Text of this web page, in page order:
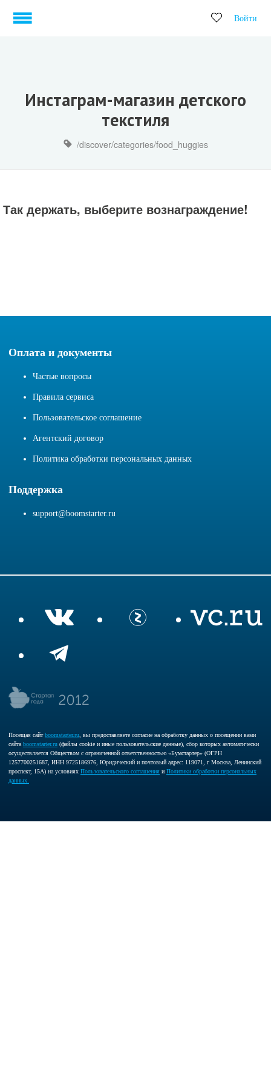
Войти
Инстаграм-магазин детского
текстиля
/discover/categories/food_huggies
Так держать, выберите вознаграждение!
Оплата и документы
Частые вопросы
Правила сервиса
Пользовательское соглашение
Агентский договор
Политика обработки персональных данных
Поддержка
support@boomstarter.ru
Посещая сайтboomstarter.ru , вы предоставляете согласие на обработку данных о посещении вами
сайта boomstarter.ru (файлы cookie и иные пользовательские данные), сбор которых автоматически
осуществляется Обществом с ограниченной ответственностью «Бумстартер» (ОГРН
1257700251687, ИНН 9725186976, Юридический и почтовый адрес: 119071, г Москва, Ленинский
проспект, 15А) на условиях Пользовательского соглашения и Политики обработки персональных
данных.